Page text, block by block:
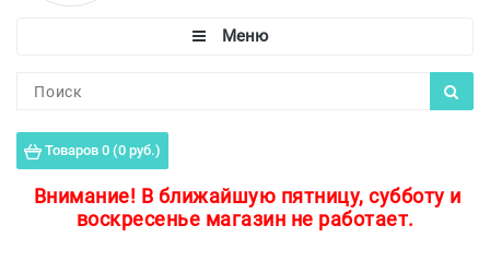
Товаров 0 (0 руб.)
Внимание! В ближайшую пятницу, субботу и
воскресенье магазин не работает.
Пороги для пола
Защитные уголки